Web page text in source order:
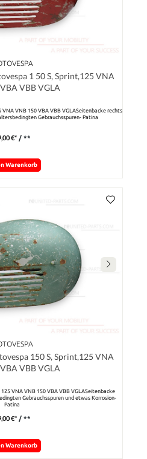
1 50 S, Sprint,125 VNA
VBB VGLA
VNB 150 VBA VBB VGLASeitenbacke rechts
Gebrauchsspuren- Patina
€* / **
Warenkorb
150 S, Sprint,125 VNA
VBB VGLA
VNA VNB 150 VBA VBB VGLASeitenbacke
Gebrauchsspuren und etwas Korrosion-
Patina
€* / **
Warenkorb